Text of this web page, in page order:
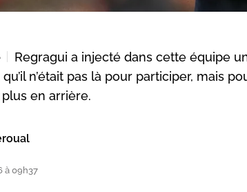
Regragui a injecté dans cette équipe
n’était pas là pour participer, mais
en arrière.
à 09h37